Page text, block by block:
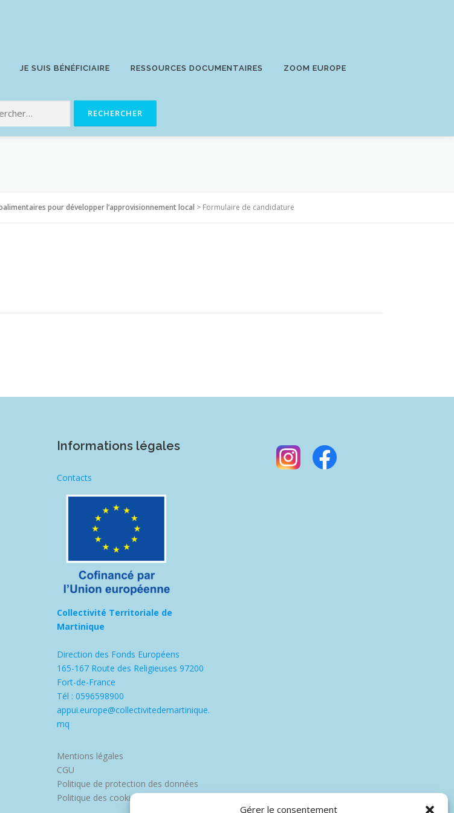
Gérer le consentement
JE SUIS BÉNÉFICIAIRE RESSOURCES DOCUMENTAIRES ZOOM EUROPE
pour développer l’approvisionnement local > Formulaire de candidature
Informations légales
Contacts
Collectivité Territoriale de
Martinique
Direction des Fonds Européens
165-167 Route des Religieuses 97200
Fort-de-France
Tél : 0596598900
appui.europe@collectivitedemartinique.
mq
Mentions légales
CGU
Politique de protection des données
Politique des cookies